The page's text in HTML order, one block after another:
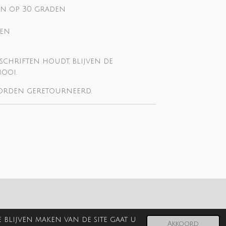
maken van de site gaat u
Akkoord
op 30 graden
houdt, blijven de
geretourneerd.